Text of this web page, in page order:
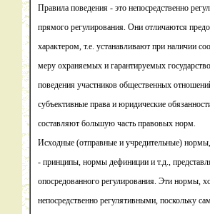
Правила поведения - это непосредственно
прямого регулирования. Они отличаются
характером, т.е. устанавливают при наличии
меру охраняемых и гарантируемых
поведения участников общественных
субъективные права и юридические
составляют большую часть правовых норм.
Исходные (отправные и учредительные)
- принципы, нормы дефиниции и т.д.,
опосредованного регулирования. Эти нормы,
непосредственно регулятивными, поскольку